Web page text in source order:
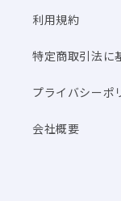
利用規約
特定商取引法に
プライバシーポ
会社概要